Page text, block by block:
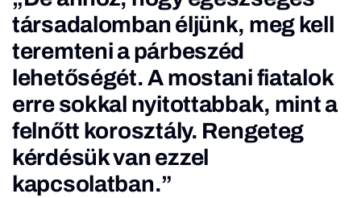
társadalomban éljünk, meg kell
teremteni a párbeszéd
lehetőségét. A mostani fiatalok
erre sokkal nyitottabbak, mint a
felnőtt korosztály. Rengeteg
kérdésük van ezzel
kapcsolatban.”